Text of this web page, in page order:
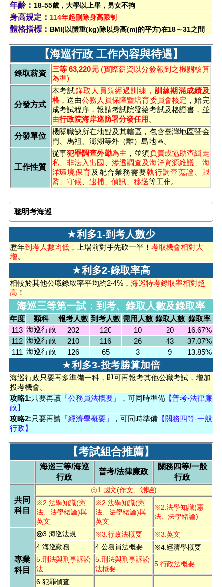
年齡： 18-55歲，大學以上畢，男女不拘
身高規定： 114年起刪除身高限制
體格指標： BMI(以體重(kg)除以身高(m)的平方)在18～31之間
【海巡行政 工作內容與待遇】
錄取薪資
三等 63,220元 (實際薪資以分發報到之機關核算
為準)
分發方式
本考試錄取人員須經過訓練， 訓練期滿成績及
格，送由公務人員保障暨培育委員會核定 ，始完
成考試程序，報請考試院發給考試及格證書，並
由行政院海岸巡防署分發任用 。
分發單位
機關職缺所在地點及其轄區，包含臺灣地區暨金
門、馬祖、澎湖等外（離）島地區。
工作性質
從事犯罪調查外勤為主 ，並須負責或協助查緝走
私、非法入出國、滲透調查及海洋資源維護、海
洋環境保育及配合業務需要執行調查蒐證、跟
監、守候、逮捕、偵訊、移送等工作。
聰明考海巡
★利多1-到考人數少
歷年到考人數均低，上場前對手先砍一半！ 考取機會相對大
增。
★利多2-錄取率高
相較於其他公職錄取率平均約2-4%， 海巡特考錄取率相對超
高 ！
海巡三等第一試：到考、錄取人數及錄取率
年度 類科 報考人數 到考人數 需用人數 錄取人數 錄取率
113 海巡行政 202 120 10 20
16.67%
112 海巡行政 210 116 26 43
37.07%
111 海巡行政 126 65 3 9 13.85%
★利多3-投考勝算加倍
海巡行政只要再多準備一科，即可再報考其他公職考試，增加
投考機會。
攻略1:只要再讀「公務員法概要」 ，可同時準備【普考-法律廉
政】
攻略2:只要再讀「經濟學概要」 ，可同時準備【關務四等-一般
行政】
【考試組合推薦】
海巡三等/海巡
行政
普考/法律廉政
關務四等/一般
行政
共同
科目
◎1. 國文(作文、測驗)
※2. 法學知識(憲
法、法學緒論)與
英文
※2. 法學知識(憲
法、法學緒論)與
英文
※2. 法學知識(憲
法、法學緒論)
專業
科目
◎3.海巡法規 ※3. 行政法概要 ※3. 英文
4.海巡勤務
4.公務員法概要 ※4. 經濟學概要
5.刑法與刑事訴訟
法
5.刑法與刑事訴訟
法概要
5.行政法概要
6.犯罪偵查